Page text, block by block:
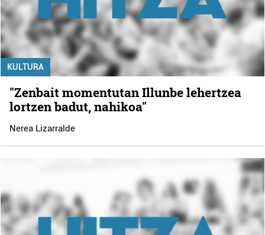
KULTURA
"Zenbait momentutan Illunbe lehertzea
lortzen badut, nahikoa"
Nerea Lizarralde